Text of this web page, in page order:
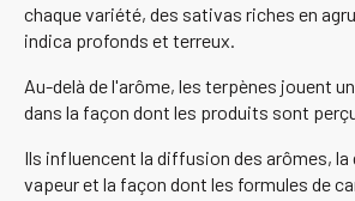
chaque variété, des sativas riches en
indica profonds et terreux.
Au-delà de l'arôme, les terpènes jouent
dans la façon dont les produits sont
Ils influencent la diffusion des arômes, la
vapeur et la façon dont les formules de